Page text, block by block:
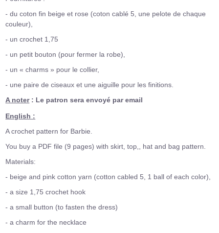
- du coton fin beige et rose (coton cablé 5, une pelote de chaque
couleur),
- un crochet 1,75
- un petit bouton (pour fermer la robe),
- un « charms » pour le collier,
- une paire de ciseaux et une aiguille pour les finitions.
A noter: Le patron sera envoyé par email
English :
A crochet pattern for Barbie.
You buy a PDF file (9 pages) with skirt, top,, hat and bag pattern.
Materials:
- beige and pink cotton yarn (cotton cabled 5, 1 ball of each color),
- a size 1,75 crochet hook
- a small button (to fasten the dress)
- a charm for the necklace